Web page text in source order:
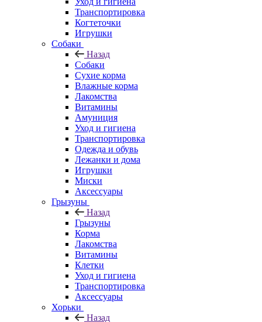
Транспортировка
Когтеточки
Игрушки
Собаки
Назад
Собаки
Сухие корма
Влажные корма
Лакомства
Витамины
Амуниция
Уход и гигиена
Транспортировка
Одежда и обувь
Лежанки и дома
Игрушки
Миски
Аксессуары
Грызуны
Назад
Грызуны
Корма
Лакомства
Витамины
Клетки
Уход и гигиена
Транспортировка
Аксессуары
Хорьки
Назад